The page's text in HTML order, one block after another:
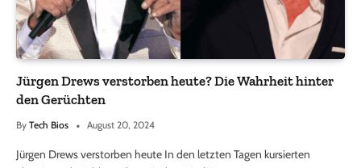
Jürgen Drews verstorben heute? Die Wahrheit hinter
den Gerüchten
By Tech Bios August 20, 2024
Jürgen Drews verstorben heute In den letzten Tagen kursierten